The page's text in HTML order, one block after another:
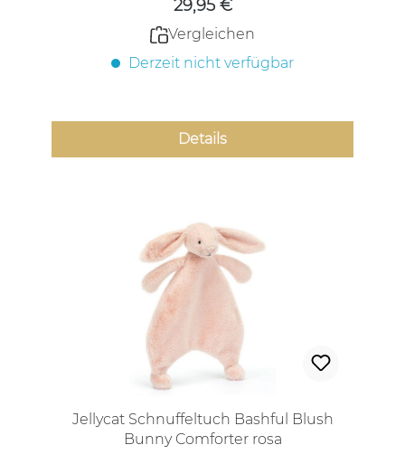
29,95 €
Vergleichen
Derzeit nicht verfügbar
Details
Jellycat Schnuffeltuch Bashful Blush
Bunny Comforter rosa